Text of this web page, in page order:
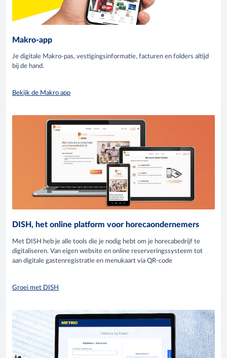
Makro-app
Je digitale Makro-pas, vestigingsinformatie, facturen en folders altijd
bij de hand.
Bekijk de Makro app
DISH, het online platform voor horecaondernemers
Met DISH heb je alle tools die je nodig hebt om je horecabedrijf te
digitaliseren. Van eigen website en online reserveringssysteem tot
aan digitale gastenregistratie en menukaart via QR-code
Groei met DISH